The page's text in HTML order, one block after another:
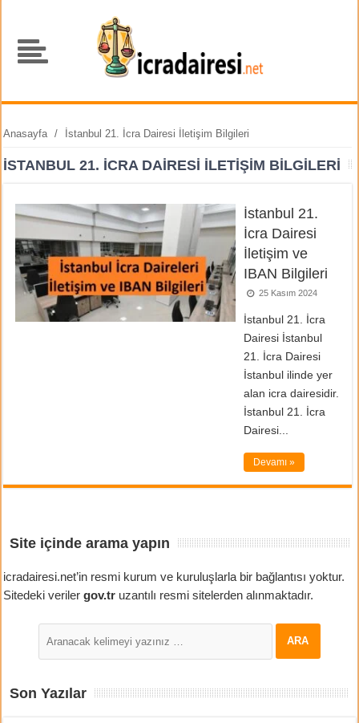
Anasayfa / İstanbul 21. İcra Dairesi İletişim Bilgileri
İSTANBUL 21. İCRA DAIRESI İLETIŞIM BILGILERI
İstanbul 21.
İcra Dairesi
İletişim ve
IBAN Bilgileri
25 Kasım 2024
İstanbul 21. İcra
Dairesi İstanbul
21. İcra Dairesi
İstanbul ilinde yer
alan icra dairesidir.
İstanbul 21. İcra
Dairesi...
Devamı »
Site içinde arama yapın
icradairesi.net’in resmi kurum ve kuruluşlarla bir bağlantısı yoktur.
Sitedeki verilergov.tr uzantılı resmi sitelerden alınmaktadır.
Son Yazılar